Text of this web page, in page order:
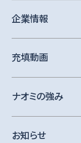
企業情報
充填動画
ナオミの強み
お知らせ